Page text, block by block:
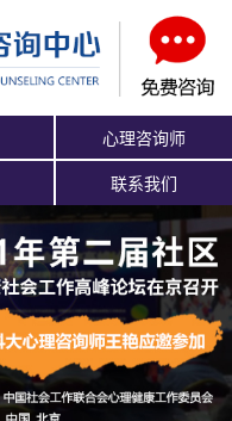
心理咨询师
联系我们